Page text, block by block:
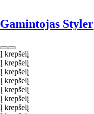
Gamintojas Styler
Į krepšelį
Į krepšelį
Į krepšelį
Į krepšelį
Į krepšelį
Į krepšelį
Į krepšelį